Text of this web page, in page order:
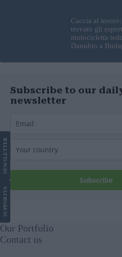
Caccia al
trovato gli
motocicletta
Danubio a
Subscribe to our
newsletter
Subscribe
SUPPORT
US
NEWS
LETTER
Our Portfolio
Contact us